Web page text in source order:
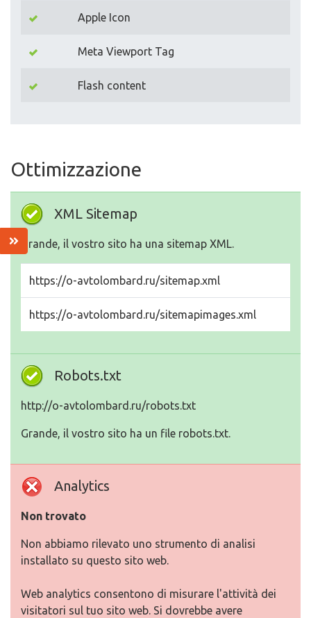
Apple Icon
Meta Viewport Tag
Flash content
Ottimizzazione
XML Sitemap
Grande, il vostro sito ha una sitemap XML.
https://o-avtolombard.ru/sitemap.xml
https://o-avtolombard.ru/sitemapimages.xml
Robots.txt
http://o-avtolombard.ru/robots.txt
Grande, il vostro sito ha un file robots.txt.
Analytics
Non trovato
Non abbiamo rilevato uno strumento di analisi
installato su questo sito web.
Web analytics consentono di misurare l'attività dei
visitatori sul tuo sito web. Si dovrebbe avere